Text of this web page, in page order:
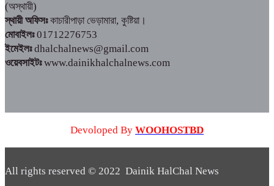
(অস্থায়ী)
স্থায়ী অফিসঃকাচারীপাড়া ভেড়ামারা, কুষ্টিয়া।
মোবাইলঃ01712276753
ইমেইলঃdhalchalnews@gmail.com
ওয়েবসাইটঃwww.dainikhalchalnews.com
Devoloped By WOOHOSTBD
All rights reserved © 2022 Dainik HalChal News